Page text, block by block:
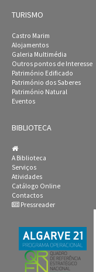
TURISMO
Castro Marim
Alojamentos
Galeria Multimédia
Outros pontos de Interesse
Património Edificado
Património dos Saberes
Património Natural
Eventos
BIBLIOTECA
A Biblioteca
Serviços
Atividades
Catálogo Online
Contactos
Pressreader